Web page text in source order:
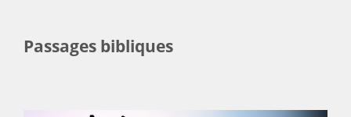
Passages bibliques